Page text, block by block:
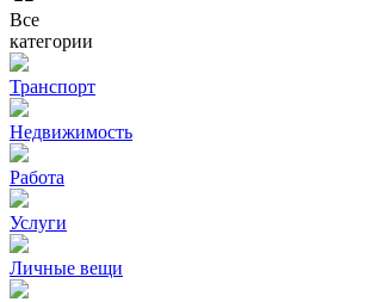
Все
категории
Транспорт
Недвижимость
Работа
Услуги
Личные вещи